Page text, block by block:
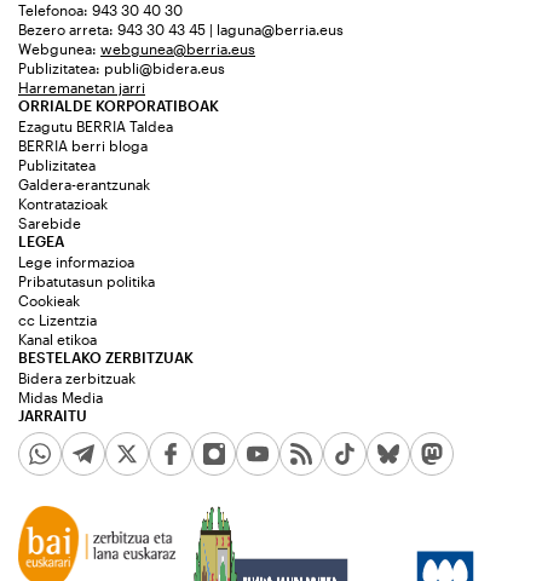
Telefonoa: 943 30 40 30
Bezero arreta: 943 30 43 45 | laguna@berria.eus
Webgunea: webgunea@berria.eus
Publizitatea: publi@bidera.eus
Harremanetan jarri
ORRIALDE KORPORATIBOAK
Ezagutu BERRIA Taldea
BERRIA berri bloga
Publizitatea
Galdera-erantzunak
Kontratazioak
Sarebide
JARRAITU
LEGEA
Lege informazioa
Pribatutasun politika
Cookieak
cc Lizentzia
Kanal etikoa
BESTELAKO ZERBITZUAK
Bidera zerbitzuak
Midas Media